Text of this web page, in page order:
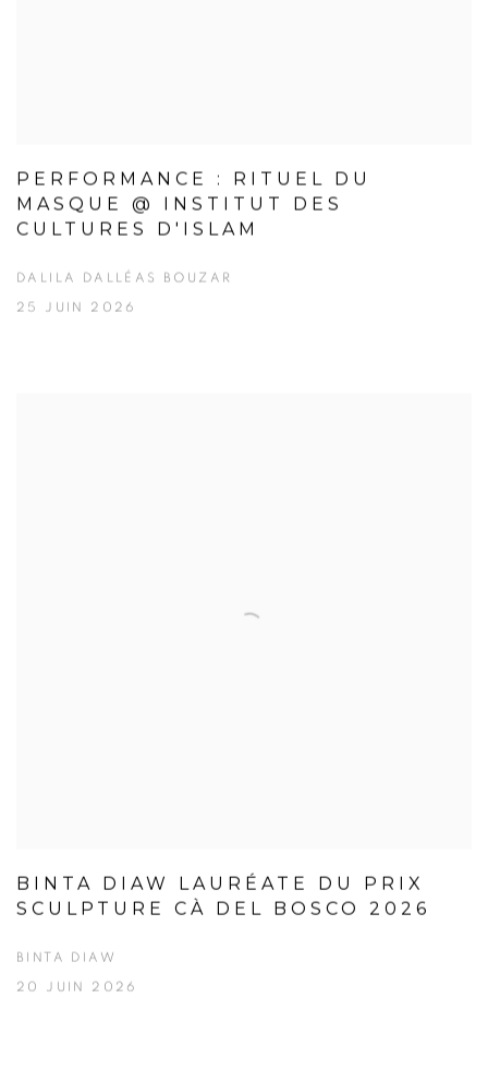
PERFORMANCE : RITUEL DU
MASQUE @ INSTITUT DES
CULTURES D'ISLAM
DALILA DALLÉAS BOUZAR
25 JUIN 2026
BINTA DIAW LAURÉATE DU PRIX
SCULPTURE CÀ DEL BOSCO 2026
BINTA DIAW
20 JUIN 2026